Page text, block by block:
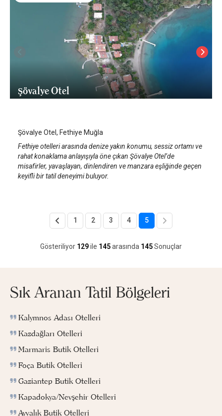
Şövalye Otel
Şövalye Otel, Fethiye Muğla
Fethiye otelleri arasında denize yakın konumu, sessiz ortamı ve
rahat konaklama anlayışıyla öne çıkan Şövalye Otel’de
misafirler, yavaşlayan, dinlendiren ve manzara eşliğinde geçen
keyifli bir tatil deneyimi buluyor.
1 2 3 4 5
Gösteriliyor 129ile 145arasında 145Sonuçlar
Sık Aranan Tatil Bölgeleri
Kalymnos Adası Otelleri
Kazdağları Otelleri
Marmaris Butik Otelleri
Foça Butik Otelleri
Gaziantep Butik Otelleri
Kapadokya/Nevşehir Otelleri
Ayvalık Butik Otelleri